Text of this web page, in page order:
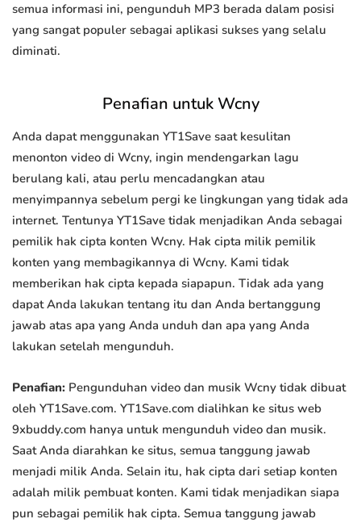
semua informasi ini, pengunduh MP3 berada dalam posisi
yang sangat populer sebagai aplikasi sukses yang selalu
diminati.
Penafian untuk Wcny
Anda dapat menggunakan YT1Save saat kesulitan
menonton video di Wcny, ingin mendengarkan lagu
berulang kali, atau perlu mencadangkan atau
menyimpannya sebelum pergi ke lingkungan yang tidak ada
internet. Tentunya YT1Save tidak menjadikan Anda sebagai
pemilik hak cipta konten Wcny. Hak cipta milik pemilik
konten yang membagikannya di Wcny. Kami tidak
memberikan hak cipta kepada siapapun. Tidak ada yang
dapat Anda lakukan tentang itu dan Anda bertanggung
jawab atas apa yang Anda unduh dan apa yang Anda
lakukan setelah mengunduh.
Penafian: Pengunduhan video dan musik Wcny tidak dibuat
oleh YT1Save.com. YT1Save.com dialihkan ke situs web
9xbuddy.com hanya untuk mengunduh video dan musik.
Saat Anda diarahkan ke situs, semua tanggung jawab
menjadi milik Anda. Selain itu, hak cipta dari setiap konten
adalah milik pembuat konten. Kami tidak menjadikan siapa
pun sebagai pemilik hak cipta. Semua tanggung jawab